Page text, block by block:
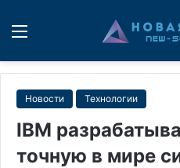
Новости Технологии
IBM
точную в мире